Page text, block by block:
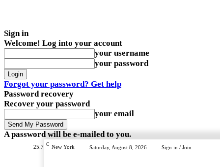
Sign in
Welcome! Log into your account
your username
your password
Forgot your password? Get help
Password recovery
Recover your password
your email
A password will be e-mailed to you.
25.7 C New York Saturday, August 8, 2026 Sign in / Join